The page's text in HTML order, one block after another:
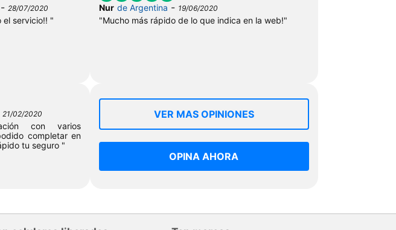
- 28/07/2020
el servicio!! "
Nur de Argentina - 19/06/2020
"Mucho más rápido de lo que indica en la web!"
21/02/2020
con varios
completar en
tu seguro "
VER MAS OPINIONES
OPINA AHORA